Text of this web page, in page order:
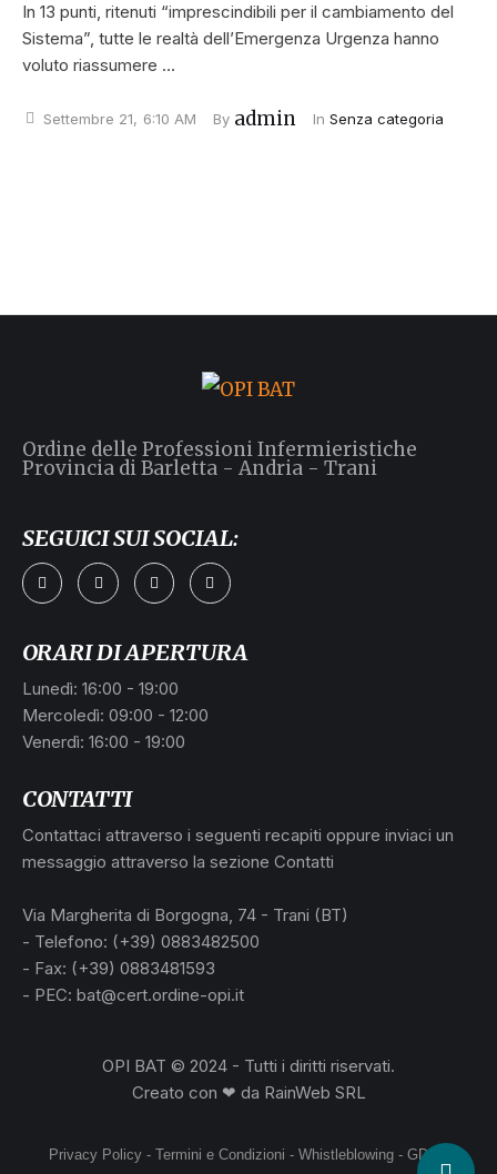
In 13 punti, ritenuti “imprescindibili per il cambiamento del
Sistema”, tutte le realtà dell’Emergenza Urgenza hanno
voluto riassumere …
Settembre 21, 6:10 AM By admin In Senza categoria
CONTATTI
Contattaci attraverso i seguenti recapiti oppure inviaci un
messaggio attraverso la sezione Contatti
Via Margherita di Borgogna, 74 - Trani (BT)
- Telefono: (+39) 0883482500
- Fax: (+39) 0883481593
- PEC: bat@cert.ordine-opi.it
ORARI DI APERTURA
Lunedì: 16:00 - 19:00
Mercoledì: 09:00 - 12:00
Venerdì: 16:00 - 19:00
Ordine delle Professioni Infermieristiche
Provincia di Barletta - Andria - Trani
SEGUICI SUI SOCIAL:
OPI BAT © 2024 - Tutti i diritti riservati.
Creato con ❤ da RainWeb SRL
Privacy Policy - Termini e Condizioni - Whistleblowing - GDPR